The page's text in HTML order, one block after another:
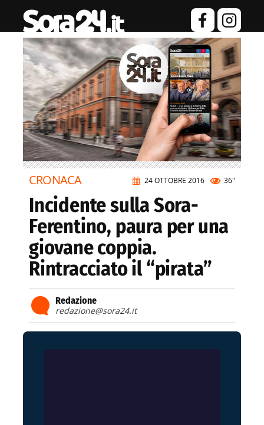
24 OTTOBRE 2016 36"
CRONACA
Incidente sulla Sora-
Ferentino, paura per una
giovane coppia.
Rintracciato il “pirata”
Redazione
redazione@sora24.it